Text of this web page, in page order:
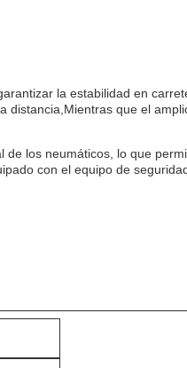
la estabilidad en
que el
los neumáticos, lo que
con el equipo de